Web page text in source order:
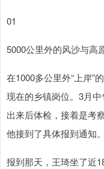
01
5000公里外的风沙与高
在1000多公里外“上岸”
现在的乡镇岗位。3月
出来后体检，接着是考
他接到了具体报到通知。
报到那天，王琦坐了近